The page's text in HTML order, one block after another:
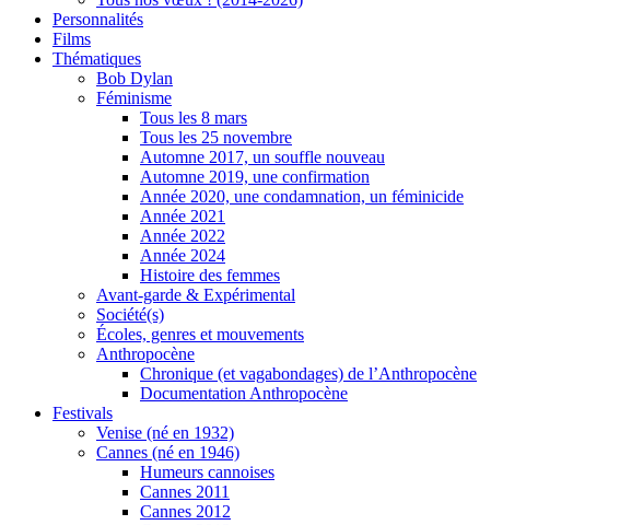
Personnalités
Films
Thématiques
Bob Dylan
Féminisme
Tous les 8 mars
Tous les 25 novembre
Automne 2017, un souffle nouveau
Automne 2019, une confirmation
Année 2020, une condamnation, un féminicide
Année 2021
Année 2022
Année 2024
Histoire des femmes
Avant-garde & Expérimental
Société(s)
Écoles, genres et mouvements
Anthropocène
Chronique (et vagabondages) de l’Anthropocène
Documentation Anthropocène
Festivals
Venise (né en 1932)
Cannes (né en 1946)
Humeurs cannoises
Cannes 2011
Cannes 2012